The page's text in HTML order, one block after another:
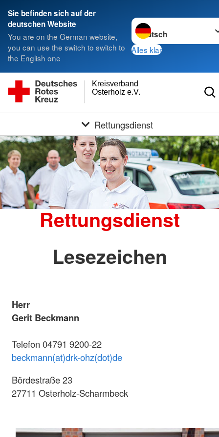
Sie befinden sich auf der
deutschen Website
You are on the German website,
you can use the switch to switch to
the English one
Sprache wechseln zu
Alles klar
Osterholz e.V.
Kreisverband
Rettungsdienst
Rettungsdienst
Lesezeichen
Herr
Gerit Beckmann
Telefon 04791 9200-22
beckmann(at)drk-ohz(dot)de
Bördestraße 23
27711 Osterholz-Scharmbeck